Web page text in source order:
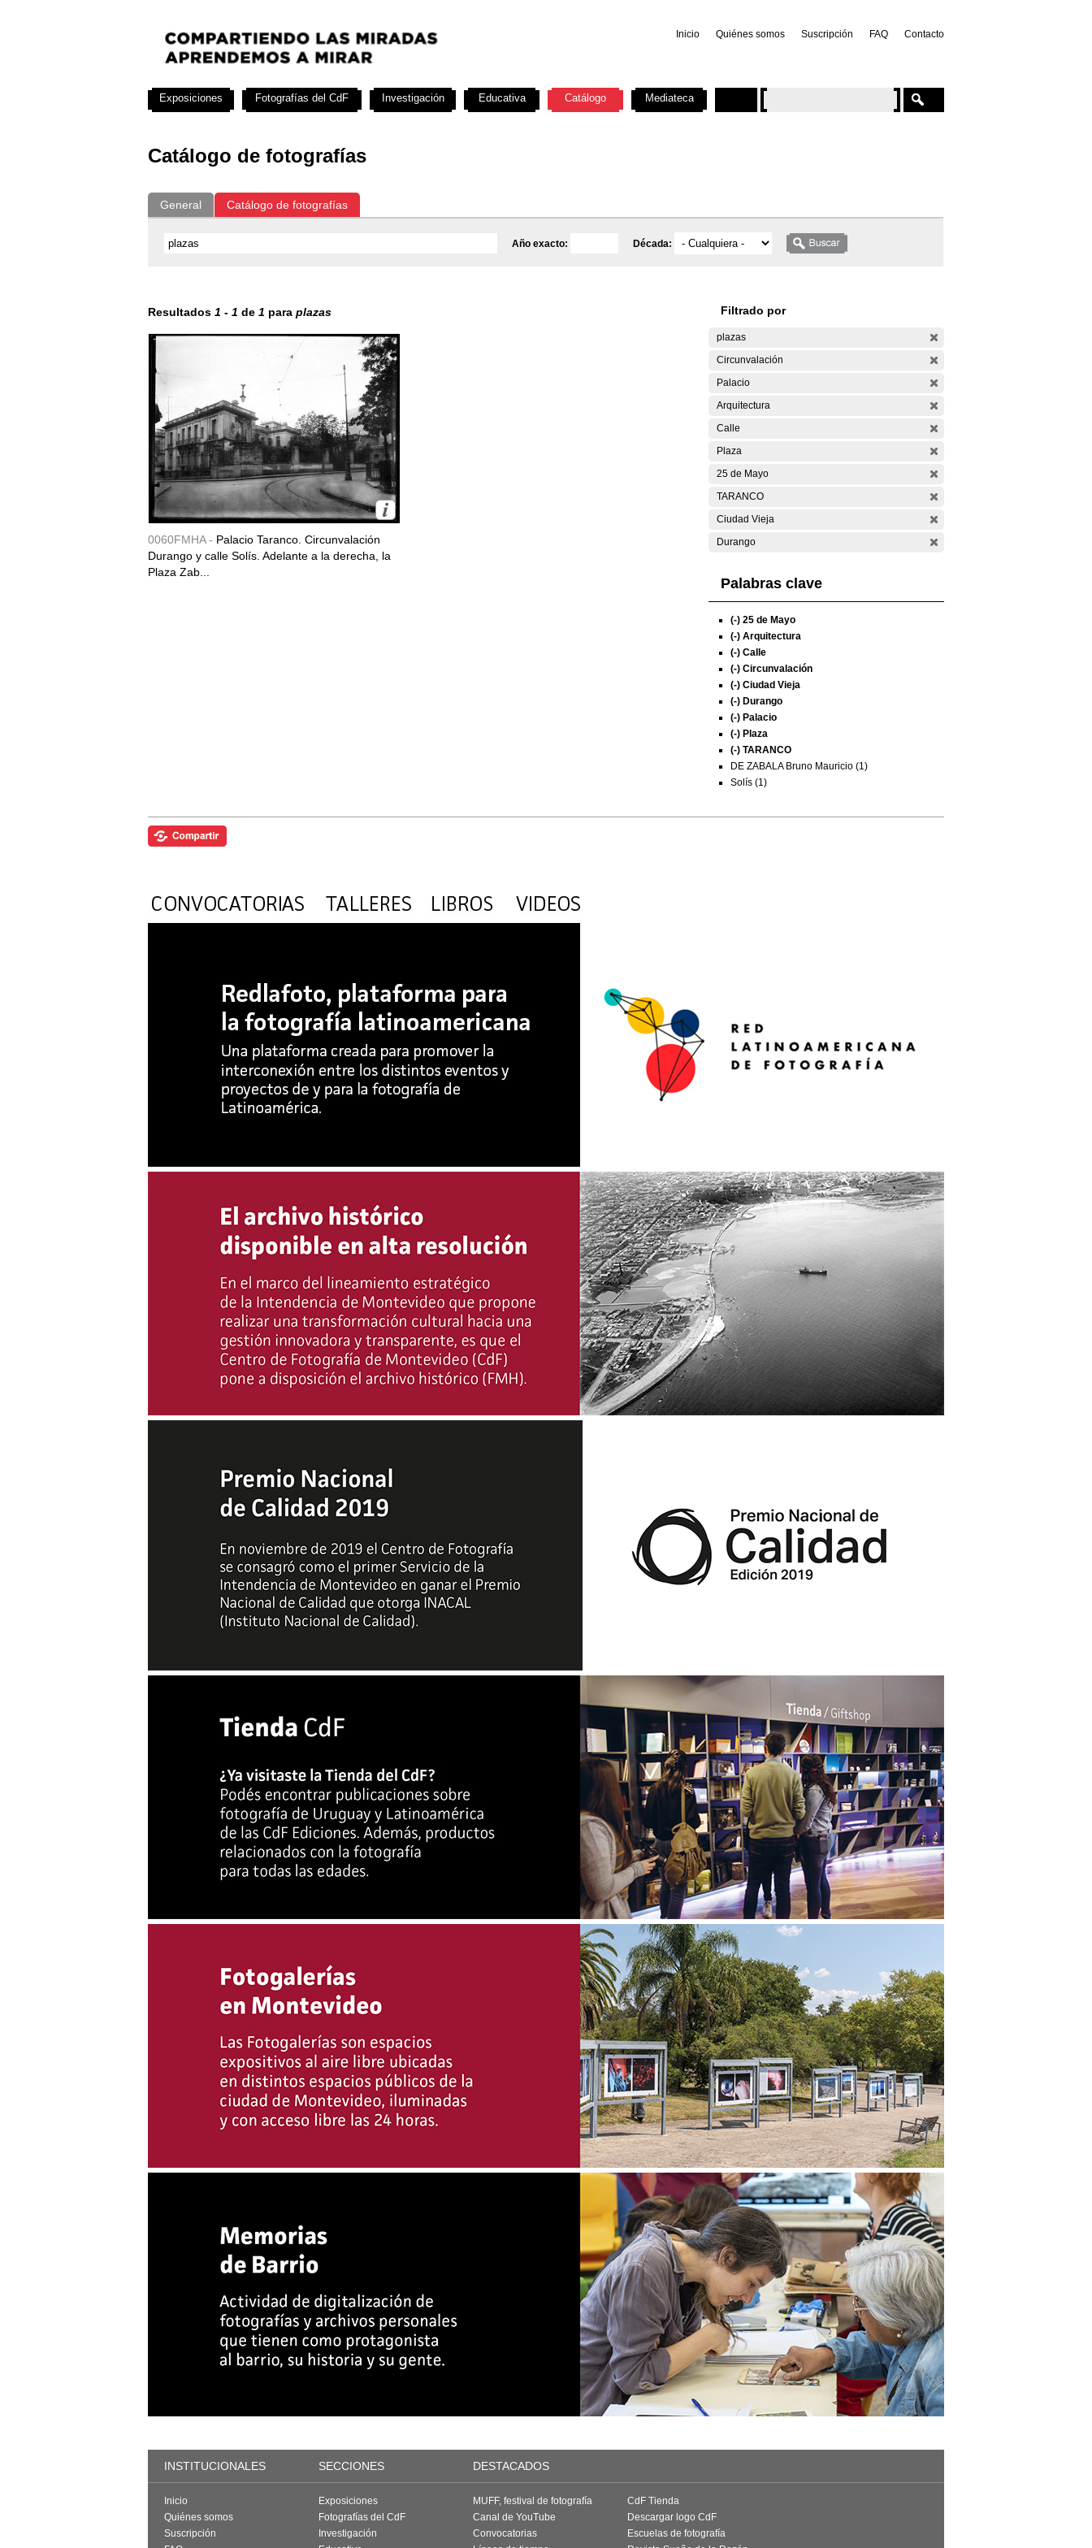
Inicio Quiénes somos Suscripción FAQ Contacto
Catálogo de fotografías
General Catálogo de fotografías
Año exacto: Década:
Resultados 1 - 1 de 1 para plazas
0060FMHA - Palacio Taranco. Circunvalación
Durango y calle Solís. Adelante a la derecha, la
Plaza Zab...
Filtrado por
plazas
Circunvalación
Palacio
Arquitectura
Calle
Plaza
25 de Mayo
TARANCO
Ciudad Vieja
Durango
Palabras clave
(-) 25 de Mayo
(-) Arquitectura
(-) Calle
(-) Circunvalación
(-) Ciudad Vieja
(-) Durango
(-) Palacio
(-) Plaza
(-) TARANCO
DE ZABALA Bruno Mauricio (1)
Solís (1)
Exposiciones Fotografías del CdF Investigación Educativa Catálogo Mediateca
INSTITUCIONALES SECCIONES DESTACADOS
Inicio
Quiénes somos
Suscripción
Exposiciones
Fotografías del CdF
Investigación
MUFF, festival de fotografía
Canal de YouTube
Convocatorias
CdF Tienda
Descargar logo CdF
Escuelas de fotografía